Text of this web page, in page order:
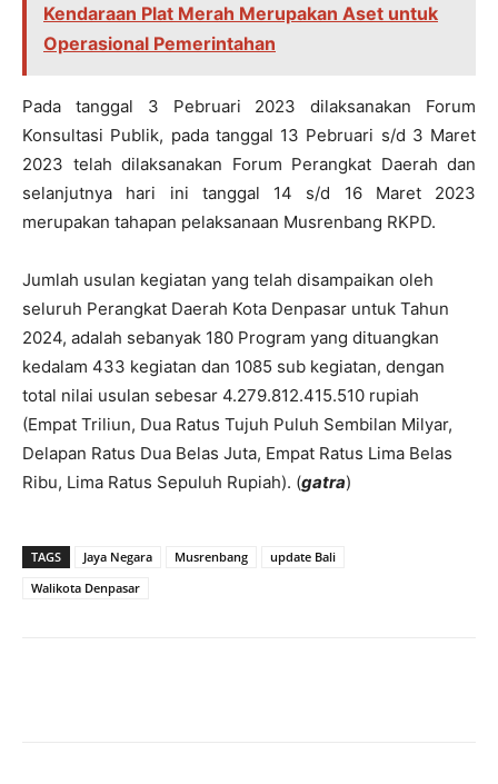
Kendaraan Plat Merah Merupakan Aset untuk
Operasional Pemerintahan
Pada tanggal 3 Pebruari 2023 dilaksanakan Forum
Konsultasi Publik, pada tanggal 13 Pebruari s/d 3 Maret
2023 telah dilaksanakan Forum Perangkat Daerah dan
selanjutnya hari ini tanggal 14 s/d 16 Maret 2023
merupakan tahapan pelaksanaan Musrenbang RKPD.
Jumlah usulan kegiatan yang telah disampaikan oleh
seluruh Perangkat Daerah Kota Denpasar untuk Tahun
2024, adalah sebanyak 180 Program yang dituangkan
kedalam 433 kegiatan dan 1085 sub kegiatan, dengan
total nilai usulan sebesar 4.279.812.415.510 rupiah
(Empat Triliun, Dua Ratus Tujuh Puluh Sembilan Milyar,
Delapan Ratus Dua Belas Juta, Empat Ratus Lima Belas
Ribu, Lima Ratus Sepuluh Rupiah). (gatra)
TAGS Jaya Negara Musrenbang
update Bali
Walikota Denpasar